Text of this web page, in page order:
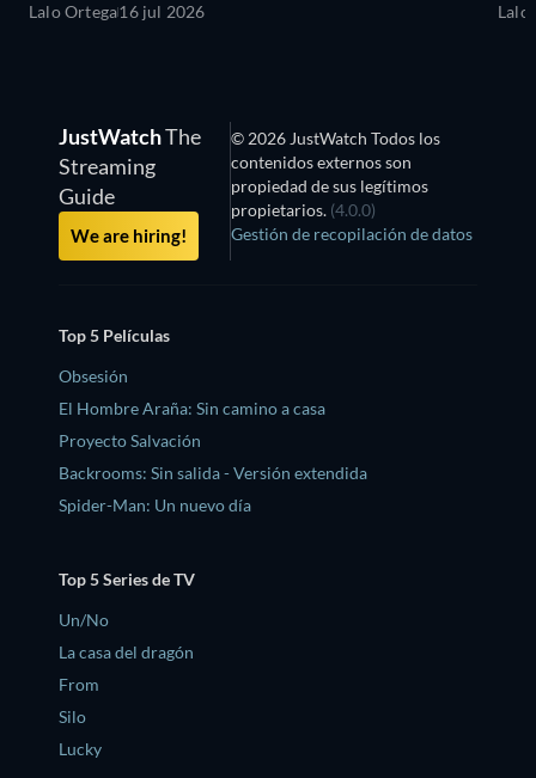
Lalo Ortega16 jul 2026 Lalo
JustWatchThe
Streaming
Guide
We are hiring!
© 2026 JustWatch Todos los
contenidos externos son
propiedad de sus legítimos
propietarios. (4.0.0)
Gestión de recopilación de datos
Top 5 Películas
Obsesión
El Hombre Araña: Sin camino a casa
Proyecto Salvación
Backrooms: Sin salida - Versión extendida
Spider-Man: Un nuevo día
Top 5 Series de TV
Un/No
La casa del dragón
From
Silo
Lucky